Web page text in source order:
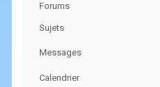
Forums
Sujets
Messages
Calendrier